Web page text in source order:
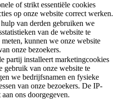
of strikt essentiële cookies
op onze website correct werken.
van derden gebruiken we
van de website te
kunnen we onze website
onze bezoekers.
partij installeert marketingcookies
gebruik van onze website te
we bedrijfsnamen en fysieke
van onze bezoekers. De IP-
ons doorgegeven.